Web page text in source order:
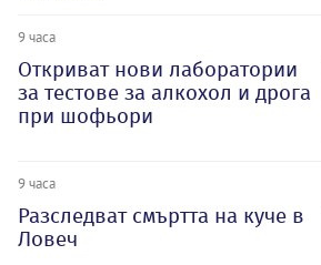
9 часа
Откриват нови лаборатории
за тестове за алкохол и дрога
при шофьори
9 часа
Разследват смъртта на куче в
Ловеч